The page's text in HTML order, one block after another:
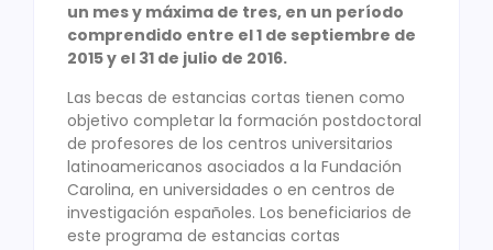
un mes y máxima de tres, en un período
comprendido entre el 1 de septiembre de
2015 y el 31 de julio de 2016.
Las becas de estancias cortas tienen como
objetivo completar la formación postdoctoral
de profesores de los centros universitarios
latinoamericanos asociados a la Fundación
Carolina, en universidades o en centros de
investigación españoles. Los beneficiarios de
este programa de estancias cortas